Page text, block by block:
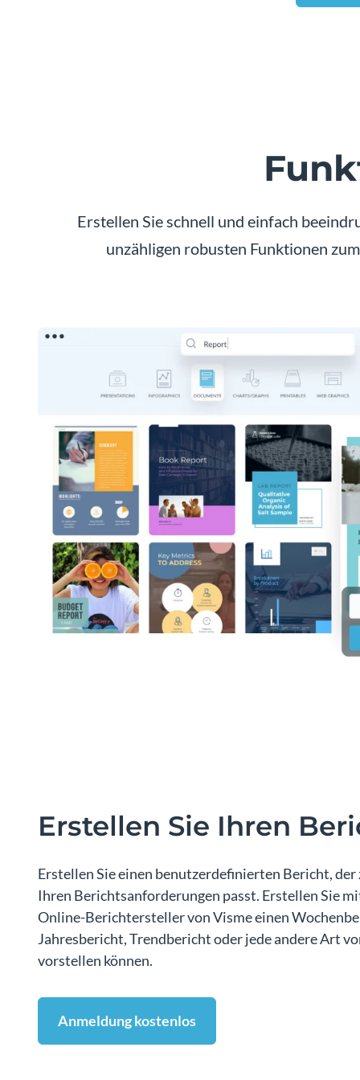
Erstellen Sie schnell und einfach
unzähligen robusten Funktionen
Erstellen Sie Ihren
Erstellen Sie einen benutzerdefinierten Bericht, der
Ihren Berichtsanforderungen passt. Erstellen Sie
Online-Berichtersteller von Visme einen
Jahresbericht, Trendbericht oder jede andere Art
vorstellen können.
Anmeldung kostenlos